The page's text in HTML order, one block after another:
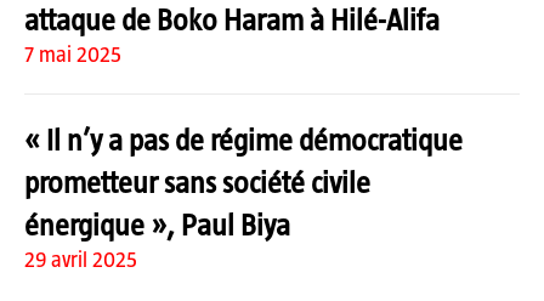
attaque de Boko Haram à Hilé-Alifa
7 mai 2025
« Il n’y a pas de régime démocratique
prometteur sans société civile
énergique », Paul Biya
29 avril 2025